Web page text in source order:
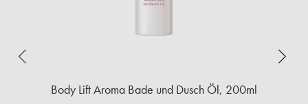
Body Lift Aroma Bade und Dusch Öl, 200ml